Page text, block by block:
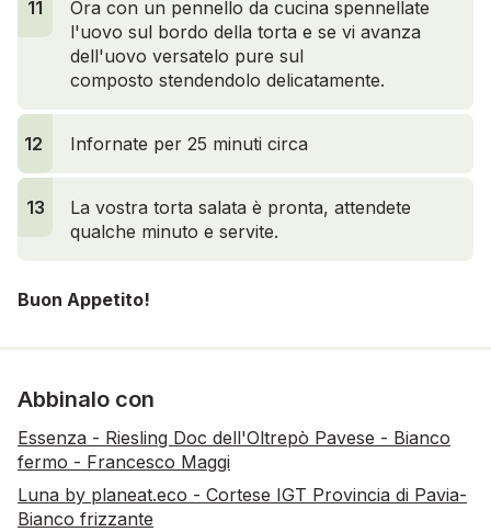
11
Ora con un pennello da cucina spennellate
l'uovo sul bordo della torta e se vi avanza
dell'uovo versatelo pure sul
composto stendendolo delicatamente.
12 Infornate per 25 minuti circa
13
La vostra torta salata è pronta, attendete
qualche minuto e servite.
Buon Appetito!
Abbinalo con
Essenza - Riesling Doc dell'Oltrepò Pavese - Bianco
fermo - Francesco Maggi
Luna by planeat.eco - Cortese IGT Provincia di Pavia-
Bianco frizzante